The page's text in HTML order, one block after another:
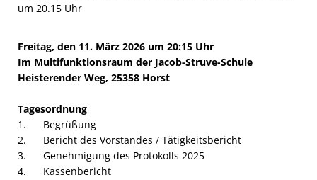
ALLE SPIELE
NEWSLETTER
Partner
um 20.15 Uhr
Freitag, den 11. März 2026 um 20:15 Uhr
Im Multifunktionsraum der Jacob-Struve-Schule
Heisterender Weg, 25358 Horst
Tagesordnung
1. Begrüßung
2. Bericht des Vorstandes / Tätigkeitsbericht
3. Genehmigung des Protokolls 2025
4. Kassenbericht